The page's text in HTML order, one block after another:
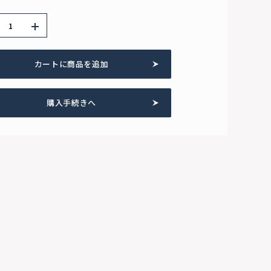
カートに商品を追加
購入手続きへ